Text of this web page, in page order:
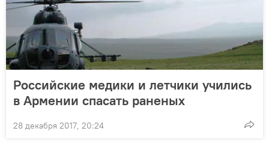
Российские медики и летчики учились
в Армении спасать раненых
28 декабря 2017, 20:24